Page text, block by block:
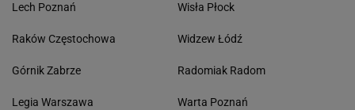
Lech Poznań
Raków Częstochowa
Górnik Zabrze
Legia Warszawa
Wisła Płock
Widzew Łódź
Radomiak Radom
Warta Poznań